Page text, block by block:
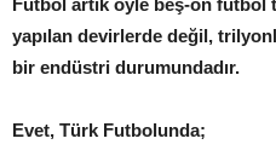
Futbol artık öyle beş-on
yapılan devirlerde değil,
bir endüstri durumundadır.
Evet, Türk Futbolunda;